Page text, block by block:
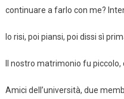
continuare a farlo con me?
Io risi, poi piansi, poi dissi sì
Il nostro matrimonio fu
Amici dell’università, due